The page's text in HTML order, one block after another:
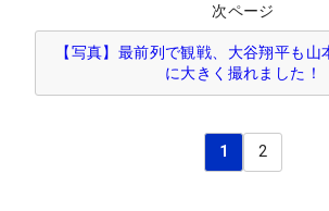
次ページ
【写真】最前列で観戦、大谷翔平も山
に大きく撮れました！
1 2